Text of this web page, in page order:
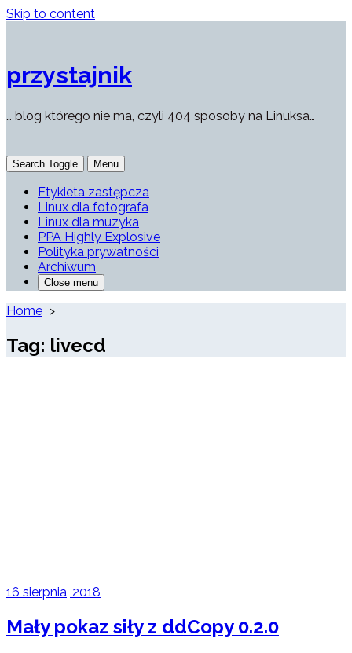
Skip to content
przystajnik
… blog którego nie ma, czyli 404 sposoby na Linuksa…
Search Toggle Menu
Etykieta zastępcza
Linux dla fotografa
Linux dla muzyka
PPA Highly Explosive
Polityka prywatności
Archiwum
Close menu
Home >
Tag: livecd
16 sierpnia, 2018
Mały pokaz siły z ddCopy 0.2.0